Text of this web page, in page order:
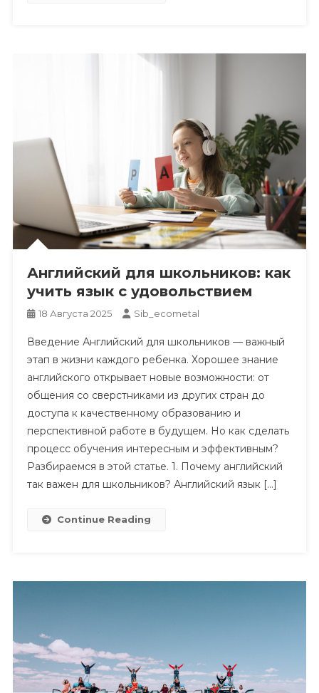
Английский для школьников: как
учить язык с удовольствием
18 Августа 2025 Sib_ecometal
Введение Английский для школьников — важный
этап в жизни каждого ребенка. Хорошее знание
английского открывает новые возможности: от
общения со сверстниками из других стран до
доступа к качественному образованию и
перспективной работе в будущем. Но как сделать
процесс обучения интересным и эффективным?
Разбираемся в этой статье. 1. Почему английский
так важен для школьников? Английский язык […]
Continue Reading